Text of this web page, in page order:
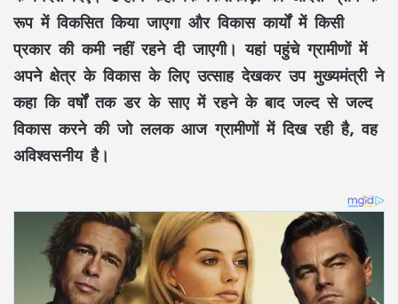
रूप में विकसित किया जाएगा और विकास कार्यों में किसी
प्रकार की कमी नहीं रहने दी जाएगी। यहां पहुंचे ग्रामीणों में
अपने क्षेत्र के विकास के लिए उत्साह देखकरउप मुख्यमंत्रीने
कहा कि वर्षों तकडर के साएमें रहने के बाद जल्द से जल्द
विकास करने की जो ललक आज ग्रामीणों में दिख रही है, वह
अविश्वसनीयहै।